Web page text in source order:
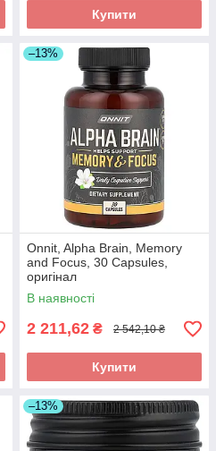
Купити
–13%
Onnit, Alpha Brain, Memory
and Focus, 30 Capsules,
оригінал
В наявності
2 211,62 ₴ 2 542,10 ₴
Купити
–13%